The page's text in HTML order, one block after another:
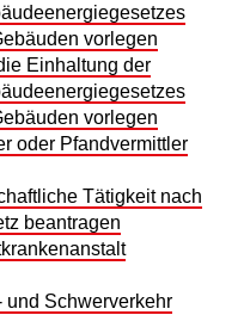
vorlegen
Einhaltung der
vorlegen
oder Pfandvermittler
Tätigkeit nach
beantragen
und Schwerverkehr